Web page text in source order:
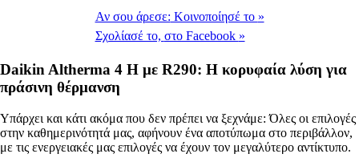
Αν σου άρεσε: Κοινοποίησέ το »
Σχολίασέ το, στο Facebook »
Daikin Altherma 4 H με R290: Η κορυφαία λύση για
πράσινη θέρμανση
Υπάρχει και κάτι ακόμα που δεν πρέπει να ξεχνάμε: Όλες οι επιλογές
στην καθημερινότητά μας, αφήνουν ένα αποτύπωμα στο περιβάλλον,
με τις ενεργειακές μας επιλογές να έχουν τον μεγαλύτερο αντίκτυπο.